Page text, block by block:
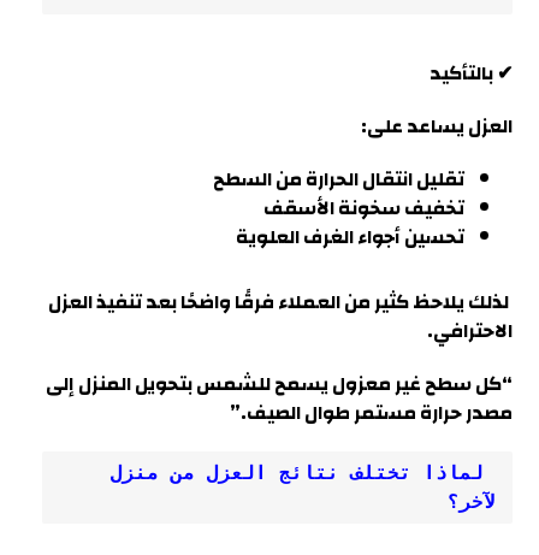
✔ بالتأكيد
العزل يساعد على:
تقليل انتقال الحرارة من السطح
تخفيف سخونة الأسقف
تحسين أجواء الغرف العلوية
لذلك يلاحظ كثير من العملاء فرقًا واضحًا بعد تنفيذ العزل
الاحترافي.
“كل سطح غير معزول يسمح للشمس بتحويل المنزل إلى
مصدر حرارة مستمر طوال الصيف.”
لآخر؟